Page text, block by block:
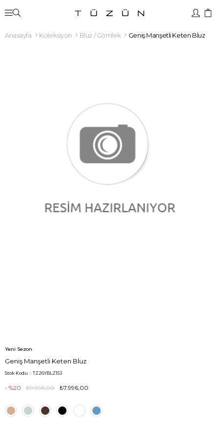
Anasayfa Koleksiyon Bluz / Gömlek Geniş Manşetli Keten Bluz
Yeni Sezon
Geniş Manşetli Keten Bluz
Stok Kodu TZ26YBLZ153
20 ₺9.995,00 ₺7.996,00